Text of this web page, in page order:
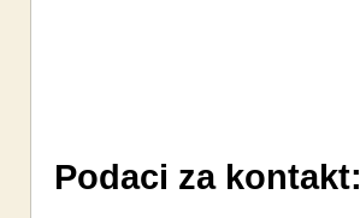
Podaci za kontakt: